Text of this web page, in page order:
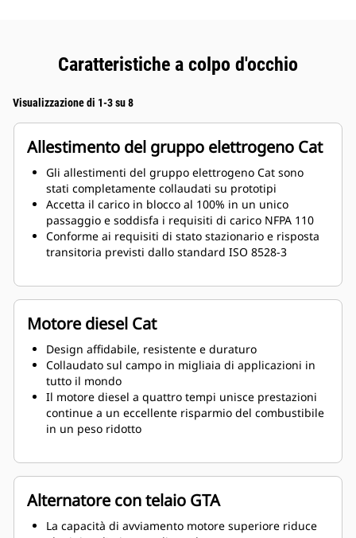
Caratteristiche a colpo d'occhio
Visualizzazione di 1-3 su 8
Allestimento del gruppo elettrogeno Cat
Gli allestimenti del gruppo elettrogeno Cat sono
stati completamente collaudati su prototipi
Accetta il carico in blocco al 100% in un unico
passaggio e soddisfa i requisiti di carico NFPA 110
Conforme ai requisiti di stato stazionario e risposta
transitoria previsti dallo standard ISO 8528-3
Motore diesel Cat
Design affidabile, resistente e duraturo
Collaudato sul campo in migliaia di applicazioni in
tutto il mondo
Il motore diesel a quattro tempi unisce prestazioni
continue a un eccellente risparmio del combustibile
in un peso ridotto
Alternatore con telaio GTA
La capacità di avviamento motore superiore riduce